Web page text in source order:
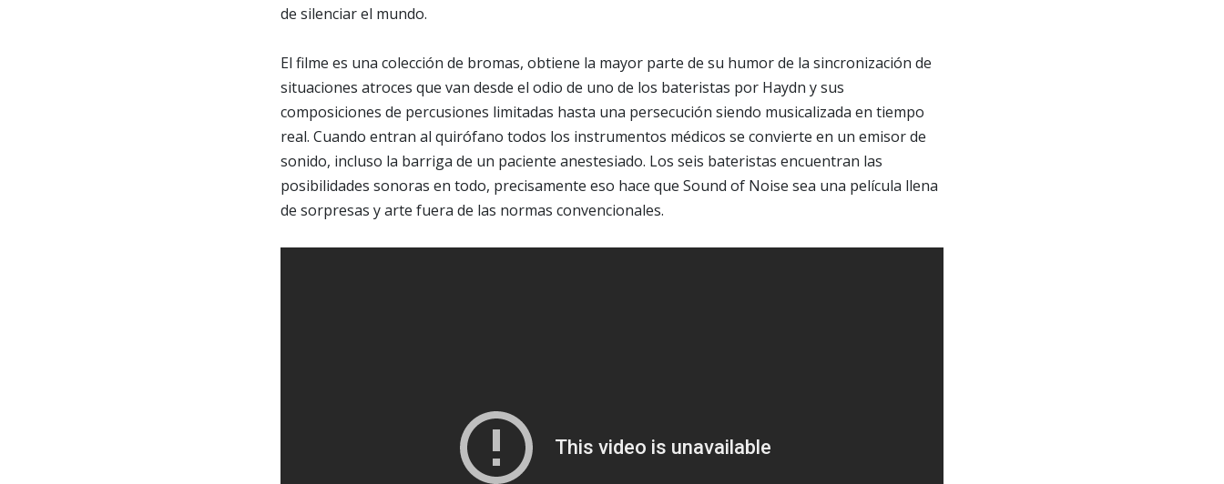
de silenciar el mundo.
El filme es una colección de bromas, obtiene la mayor parte de su humor de la sincronización de
situaciones atroces que van desde el odio de uno de los bateristas por Haydn y sus
composiciones de percusiones limitadas hasta una persecución siendo musicalizada en tiempo
real. Cuando entran al quirófano todos los instrumentos médicos se convierte en un emisor de
sonido, incluso la barriga de un paciente anestesiado. Los seis bateristas encuentran las
posibilidades sonoras en todo, precisamente eso hace que Sound of Noise sea una película llena
de sorpresas y arte fuera de las normas convencionales.